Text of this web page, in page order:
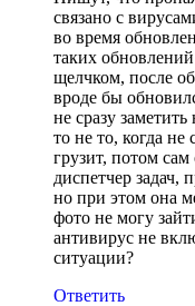
связано с
во время
таких
щелчком, после
вроде бы
не сразу
то не то, когда не
грузит, потом
диспетчер задач,
но при этом она
фото не могу
антивирус не
ситуации?
Ответить